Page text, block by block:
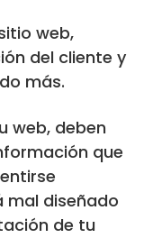
web,
del cliente y
más.
web, deben
que
mal diseñado
de tu